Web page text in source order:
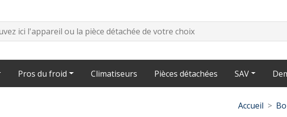
Pros du froid Climatiseurs Pièces détachées SAV
Accueil